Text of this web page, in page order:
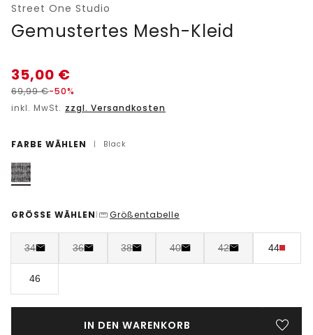
Street One Studio
Gemustertes Mesh-Kleid
35,00 €
69,99€-50%
inkl. MwSt. zzgl. Versandkosten
FARBE WÄHLEN | Black
GRÖSSE WÄHLEN | Größentabelle
34 36 38 40 42 44
46
IN DEN WARENKORB